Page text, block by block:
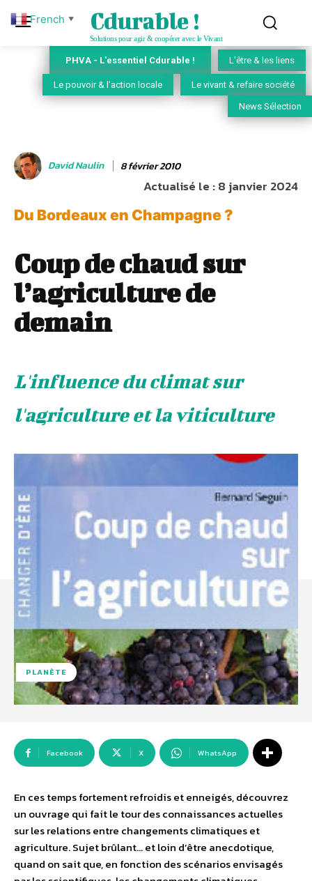
Cdurable !
Solutions pour agir & coopérer avec le Vivant
PHVA - L'essentiel Cdurable ! L'être & les liens
Le pouvoir & l'action locale Le vivant & refaire société
News Sélection
David Naulin 8 février 2010
Actualisé le :8 janvier 2024
Du Bordeaux en Champagne ?
Coup de chaud sur
l’agriculture de
demain
L'influence du climat sur
l'agriculture et la viticulture
PLANÈTE
Facebook X WhatsApp
En ces temps fortement refroidis et enneigés, découvrez
un ouvrage qui fait le tour des connaissances actuelles
sur les relations entre changements climatiques et
agriculture. Sujet brûlant… et loin d’être anecdotique,
quand on sait que, en fonction des scénarios envisagés
French ▼